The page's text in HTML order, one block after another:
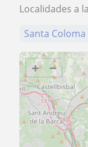
Localidades a
Santa
+ −